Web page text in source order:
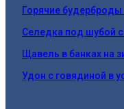
Горячие будерброды
Селедка под шубой
Щавель в банках на
Удон с говядиной в